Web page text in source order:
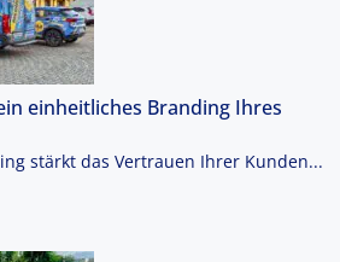
einheitliches Branding Ihres
stärkt das Vertrauen Ihrer Kunden...